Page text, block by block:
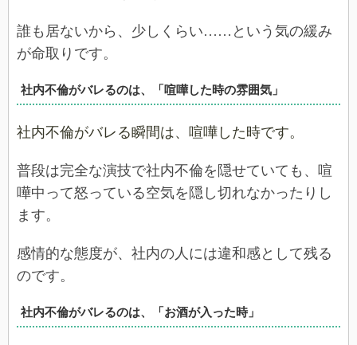
誰も居ないから、少しくらい……という気の緩み
が命取りです。
社内不倫がバレるのは、「喧嘩した時の雰囲気」
社内不倫がバレる瞬間は、喧嘩した時です。
普段は完全な演技で社内不倫を隠せていても、喧
嘩中って怒っている空気を隠し切れなかったりし
ます。
感情的な態度が、社内の人には違和感として残る
のです。
社内不倫がバレるのは、「お酒が入った時」